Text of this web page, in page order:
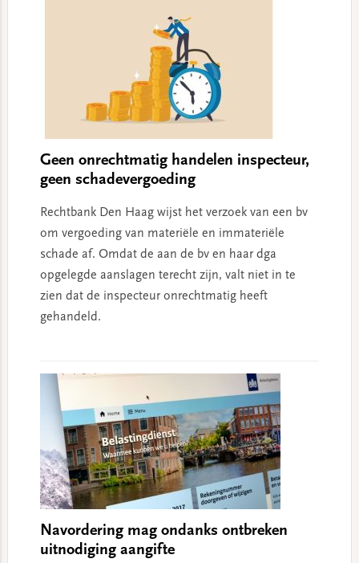
Geen onrechtmatig handelen inspecteur,
geen schadevergoeding
Rechtbank Den Haag wijst het verzoek van een bv
om vergoeding van materiële en immateriële
schade af. Omdat de aan de bv en haar dga
opgelegde aanslagen terecht zijn, valt niet in te
zien dat de inspecteur onrechtmatig heeft
gehandeld.
Navordering mag ondanks ontbreken
uitnodiging aangifte